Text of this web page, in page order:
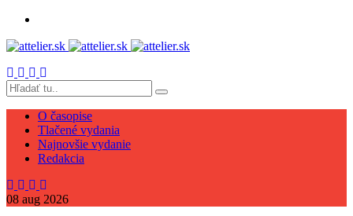
O časopise
Tlačené vydania
Najnovšie vydanie
Redakcia
08 aug 2026